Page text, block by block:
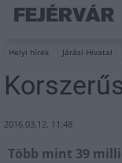
Helyi hírek Járási Hivatal
2016.03.12. 11:48
Több mint 39